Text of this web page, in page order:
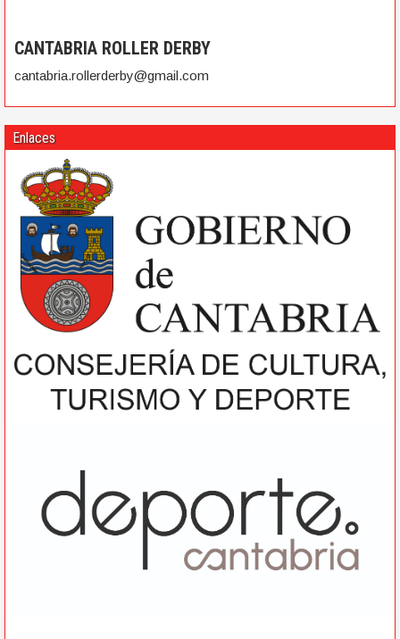
CANTABRIA ROLLER DERBY
cantabria.rollerderby@gmail.com
Enlaces